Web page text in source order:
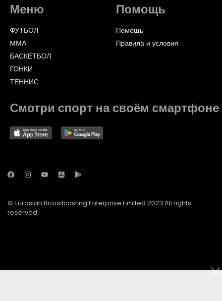
Меню
ФУТБОЛ
ММА
БАСКЕТБОЛ
ГОНКИ
ТЕННИС
Помощь
Помощь
Правила и условия
Смотри спорт на своём смартфоне
© Eurasian Broadcasting Enterprise Limited 2023 All rights
reserved